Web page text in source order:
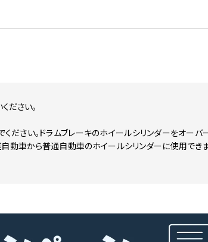
ださい。
ださい。ドラムブレーキのホイールシリンダーをオーバ
自動車から普通自動車のホイールシリンダーに使用できま